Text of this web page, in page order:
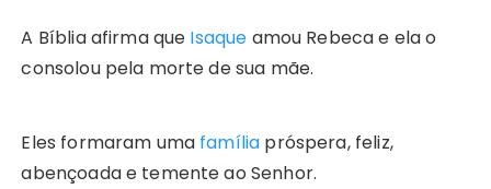
A Bíblia afirma que Isaque amou Rebeca e ela o
consolou pela morte de sua mãe.
Eles formaram uma família próspera, feliz,
abençoada e temente ao Senhor.